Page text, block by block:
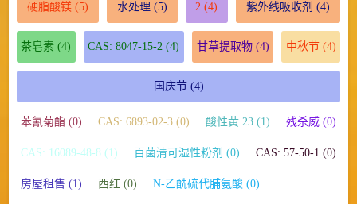
硬脂酸镁(5) 水处理 (5) 2 (4) 紫外线吸收剂 (4)
茶皂素 (4) CAS: 8047-15-2 (4) 甘草提取物(4) 中秋节(4)
国庆节(4)
苯氰菊酯 (0) CAS: 6893-02-3 (0) 酸性黄 23 (1) 残杀威 (0)
CAS: 16089-48-8 (1) 百菌清可湿性粉剂 (0) CAS: 57-50-1 (0)
房屋租售 (1) 西红 (0) N-乙酰硫代脯氨酸 (0)